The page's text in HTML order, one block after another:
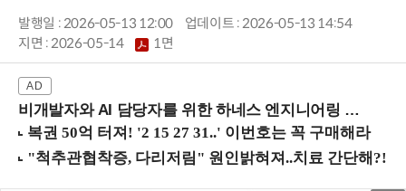
발행일 : 2026-05-13 12:00
업데이트 : 2026-05-13 14:54
지면 :2026-05-14 1면
비개발자와 AI 담당자를 위한 하네스 엔지니어링 입문과정 (8/20 신논현역)